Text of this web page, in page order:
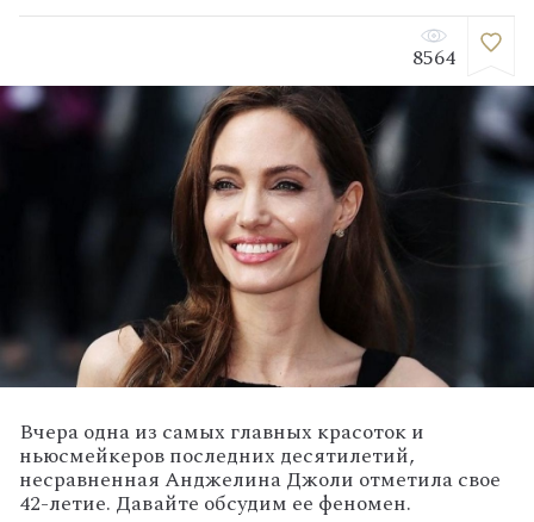
8564
Вчера одна из самых главных красоток и
ньюсмейкеров последних десятилетий,
несравненная Анджелина Джоли отметила свое
42-летие. Давайте обсудим ее феномен.